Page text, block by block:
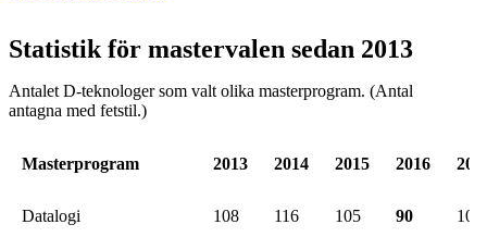
Statistik för mastervalen sedan 2013
Antalet D-teknologer som valt olika masterprogram. (Antal
antagna med fetstil.)
Masterprogram 2013 2014 2015 2016
Datalogi 108 116 105 90 108